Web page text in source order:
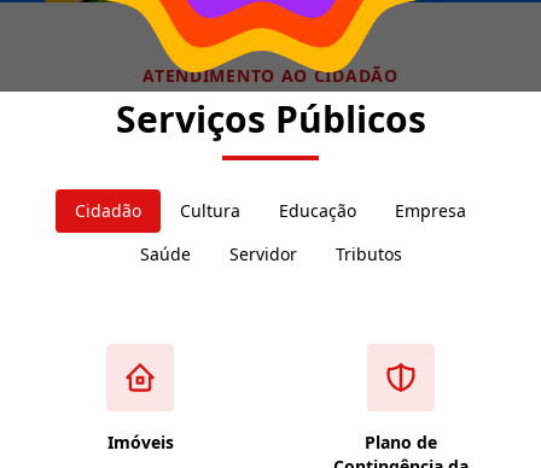
ATENDIMENTO AO CIDADÃO
Serviços Públicos
Cidadão Cultura Educação
Empresa
Saúde
Servidor Tributos
Imóveis
Plano de